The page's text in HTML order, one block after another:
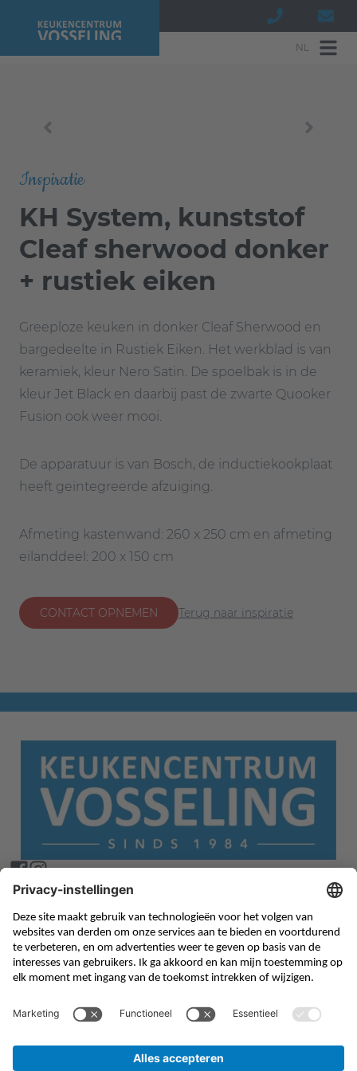
NL
Inspiratie
KH System, kunststof
Cleaf sherwood donker
+ rustiek eiken
Greeploze keuken in donker Cleaf Sherwood en
bargedeelte in Rustiek Eiken. Het werkblad is van
keramiek, kleur Nero Satin. De spoelbak is in de
kleur Jet Black en daarbij past de zwarte Quooker
Fusion ook weer mooi.
De apparatuur is van Bosch, de inductiekookplaat
heeft geïntegreerde afzuiging.
Afmeting kastenwand: 260 x 250 cm en afmeting
eilanddeel: 200 x 150 cm
CONTACT OPNEMEN Terug naar inspiratie
Keukens
Kastenwanden
Badkamermeubels
Sale
Werkwijze
Showroom
Inspiratie
Vacatures
Contact
Locatie & Route